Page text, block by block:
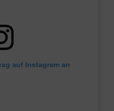
auf Instagram an